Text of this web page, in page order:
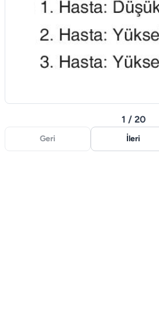
Geri
1 / 20
İleri